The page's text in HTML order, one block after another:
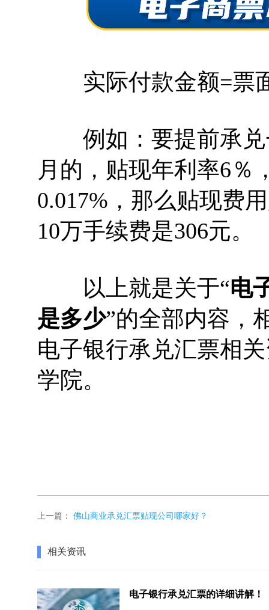
实际付款金额=票
例如：要提前承兑
月的，贴现年利率6％
0.017%，那么贴现费
10万手续费是306元。
以上就是关于“电
是多少”的全部内容，
电子银行承兑汇票相
学院。
上一篇： 佛山商业承兑汇票贴现公司哪家好？
相关资讯
电子银行承兑汇票的详细讲解！